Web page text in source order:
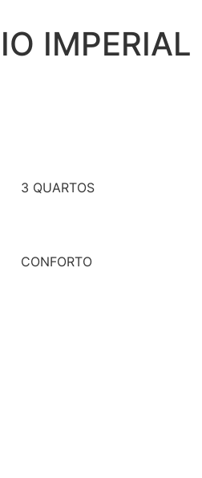
IMPERIAL
3 QUARTOS
CONFORTO